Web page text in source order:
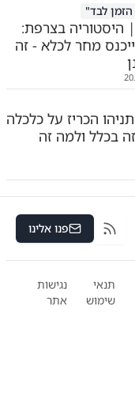
לבד"
היסטוריה בצרפת:
מחר לכלא - זה
הכריז על כלכלה
בכלל ולמה זה
RSS פנו אלינו
תנאי
שימוש
נגישות
אתר